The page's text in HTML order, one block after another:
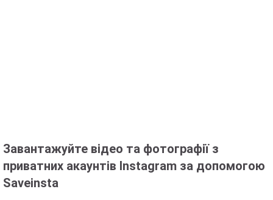
Завантажуйте відео та фотографії з
приватних акаунтів Instagram за допомогою
Saveinsta